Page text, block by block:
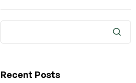
Recent Posts